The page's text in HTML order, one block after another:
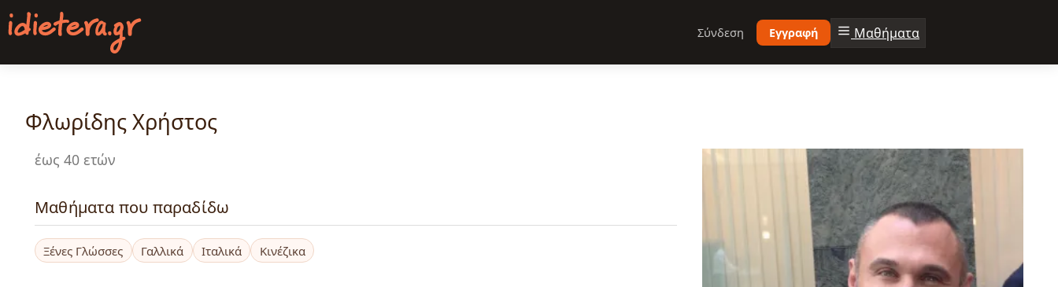
Παράκαμψη
προς
κυρίως
Σύνδεση Εγγραφή Μαθήματα
Φλωρίδης Χρήστος
έως 40 ετών
Μαθήματα που παραδίδω
Ξένες Γλώσσες Γαλλικά Ιταλικά Κινέζικα